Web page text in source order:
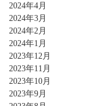
2024年4月
2024年3月
2024年2月
2024年1月
2023年12月
2023年11月
2023年10月
2023年9月